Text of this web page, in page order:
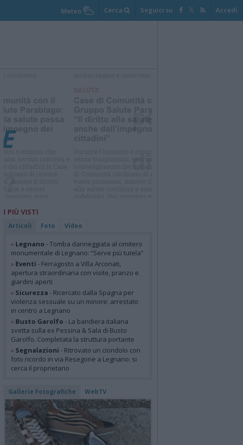
Meteo Cerca Seguici su Accedi
I PIÙ VISTI
Articoli Foto Video
» Legnano - Tomba danneggiata al cimitero
monumentale di Legnano: “Serve più tutela”
» Eventi - Ferragosto a Villa Arconati,
apertura straordinaria con visite, pranzo e
giardini aperti
» Sicurezza - Ricercato dalla Spagna per
violenza sessuale su un minore: arrestato
in centro a Legnano
» Busto Garolfo - La bandiera italiana
svetta sulla ex Pessina & Sala di Busto
Garolfo. Completata la struttura portante
» Segnalazioni - Ritrovato un ciondolo con
foto ricordo in via Resegone a Legnano: si
cerca il proprietario
Gallerie Fotografiche WebTV